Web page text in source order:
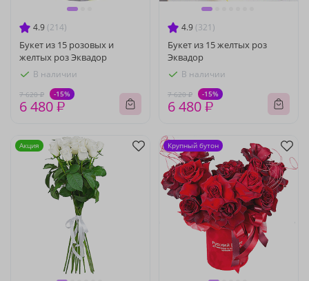
4.9 (214)
Букет из 15 розовых и
желтых роз Эквадор
В наличии
7 620 ₽ -15%
6 480 ₽
4.9 (321)
Букет из 15 желтых роз
Эквадор
В наличии
7 620 ₽ -15%
6 480 ₽
Акция Крупный бутон